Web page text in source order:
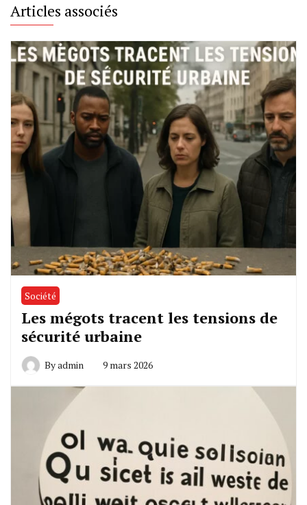
Articles associés
Société
Les mégots tracent les tensions de
sécurité urbaine
Byadmin 9 mars 2026